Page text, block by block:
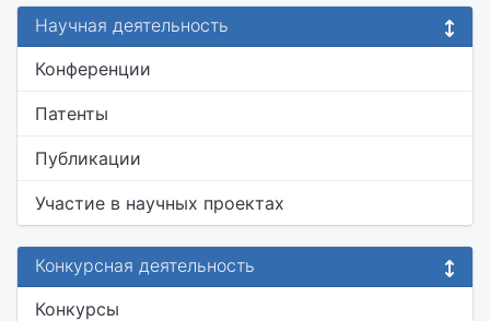
Научная деятельность
Конференции
Патенты
Публикации
Участие в научных проектах
Конкурсная деятельность
Конкурсы